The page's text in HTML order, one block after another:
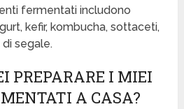
fermentati includono
kefir, kombucha, sottaceti,
segale.
PREPARARE I MIEI
A CASA?